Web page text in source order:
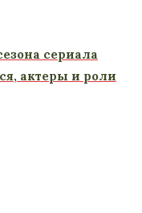
сериала
актеры и роли